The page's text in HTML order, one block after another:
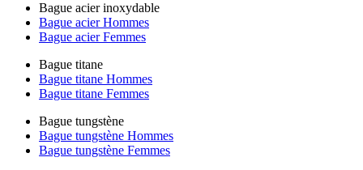
Bague acier inoxydable
Bague acier Hommes
Bague acier Femmes
Bague titane
Bague titane Hommes
Bague titane Femmes
Bague tungstène
Bague tungstène Hommes
Bague tungstène Femmes